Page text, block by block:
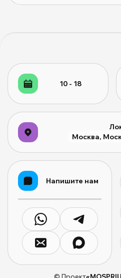
10 - 18
Москва,
Напишите нам
© Проект